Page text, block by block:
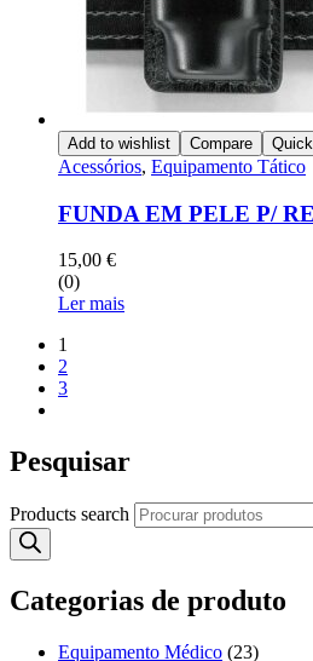
Add to wishlist Compare
Acessórios, Equipamento Tático
FUNDA EM PELE P/
15,00 €
(0)
Ler mais
1
2
3
Pesquisar
Products search
Categorias de produto
Equipamento Médico (23)